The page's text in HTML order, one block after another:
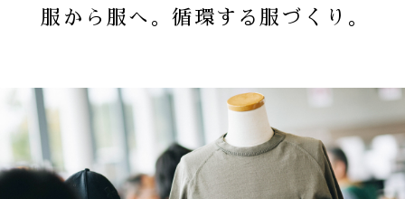
服から服へ。循環する服づくり。